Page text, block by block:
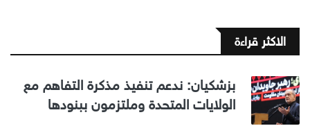
الاكثر قراءة
بزشكيان: ندعم تنفيذ مذكرة التفاهم مع
الولايات المتحدة وملتزمون ببنودها